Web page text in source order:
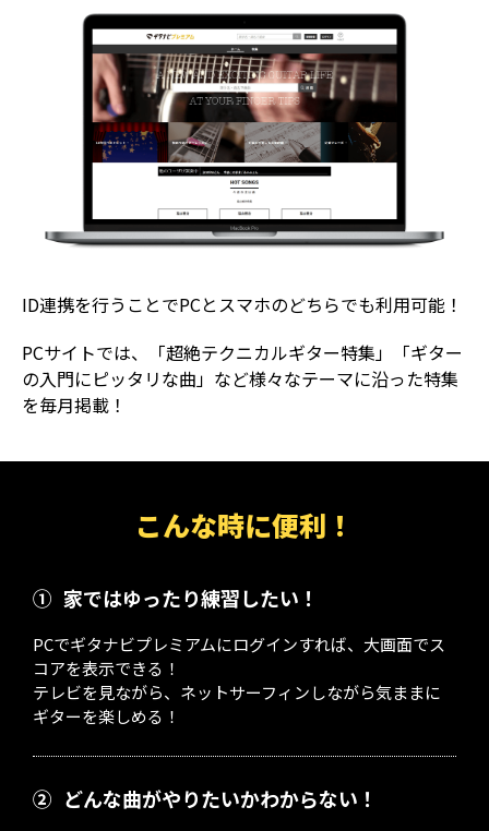
ID連携を行うことでPCとスマホのどちらでも利用可能！
PCサイトでは、「超絶テクニカルギター特集」「ギター
の入門にピッタリな曲」など様々なテーマに沿った特集
を毎月掲載！
こんな時に便利！
① 家ではゆったり練習したい！
PCでギタナビプレミアムにログインすれば、大画面でス
コアを表示できる！
テレビを見ながら、ネットサーフィンしながら気ままに
ギターを楽しめる！
② どんな曲がやりたいかわからない！